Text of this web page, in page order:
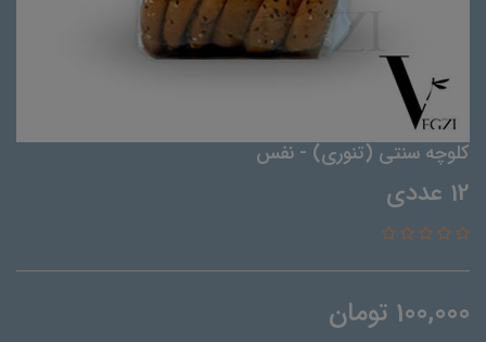
کلوچه سنتی (تنوری) - نفس
12 عددی
100,000 تومان